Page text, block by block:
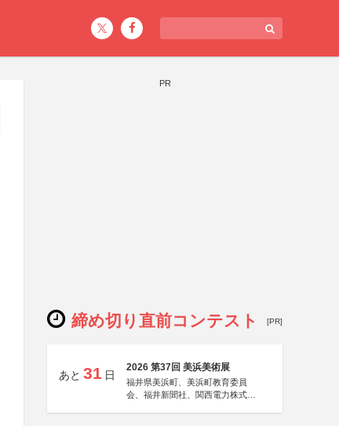
PR
締め切り直前コンテスト [PR]
あと 31 日
2026 第37回 美浜美術展
福井県美浜町、美浜町教育委員
会、福井新聞社、関西電力株式会